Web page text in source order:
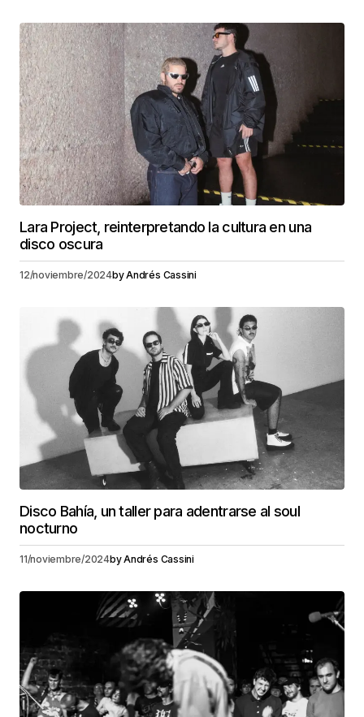
Lara Project, reinterpretando la cultura en una
disco oscura
12/noviembre/2024byAndrés Cassini
Disco Bahía, un taller para adentrarse al soul
nocturno
11/noviembre/2024byAndrés Cassini